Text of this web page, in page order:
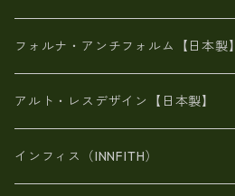
メタリック
スエード
メタリック
６号蝋引き帆布
豊岡製品
エナメルクロコ
がま口
二つ折り財布
がま口財布
スペインレザー
長財布
スペインレザー
L字ファスナー財布
フォルナ・アンチフォルム【日本製】
BAG
財布・小物
アルト・レスデザイン【日本製】
BAG
インフィス（INNFITH）